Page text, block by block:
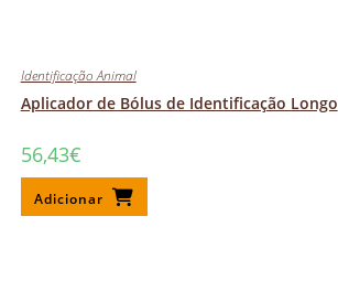
Identificação Animal
Aplicador de Bólus de Identificação Longo
56,43€
Adicionar